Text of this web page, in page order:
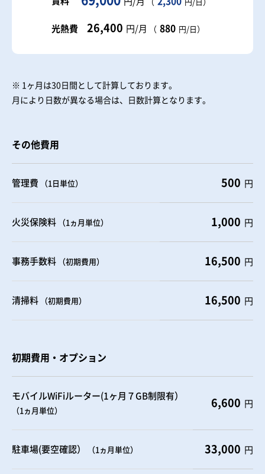
光熱費 26,400 円/月 （ 880 円/日）
※ 1ヶ月は30日間として計算しております。
月により日数が異なる場合は、日数計算となります。
その他費用
管理費 （1日単位） 500 円
火災保険料 （1ヵ月単位） 1,000 円
事務手数料 （初期費用） 16,500 円
清掃料 （初期費用） 16,500 円
初期費用・オプション
モバイルWiFiルーター(1ヶ月７GB制限有）
（1ヵ月単位） 6,600 円
駐車場(要空確認） （1ヵ月単位） 33,000 円